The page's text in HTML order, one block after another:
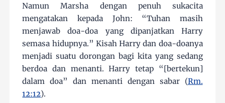
Namun Marsha dengan penuh sukacita
mengatakan kepada John: “Tuhan masih
menjawab doa-doa yang dipanjatkan Harry
semasa hidupnya.” Kisah Harry dan doa-doanya
menjadi suatu dorongan bagi kita yang sedang
berdoa dan menanti. Harry tetap “[bertekun]
dalam doa” dan menanti dengan sabar (Rm.
12:12).